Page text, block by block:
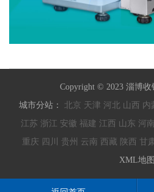
Copyright © 2023 淄博收
城市分站： 北京 天津 河北 山西 内
江苏 浙江 安徽 福建 江西 山东 河南
重庆 四川 贵州 云南 西藏 陕西 甘
XML地图